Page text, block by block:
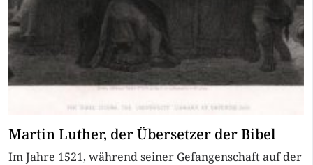
Martin Luther, der Übersetzer der Bibel
Im Jahre 1521, während seiner Gefangenschaft auf der